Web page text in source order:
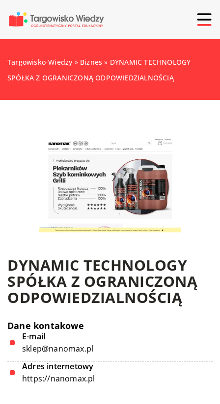
Targowisko-Wiedzy » Biznes » DYNAMIC TECHNOLOGY
SPÓŁKA Z OGRANICZONĄ ODPOWIEDZIALNOŚCIĄ
DYNAMIC TECHNOLOGY
SPÓŁKA Z OGRANICZONĄ
ODPOWIEDZIALNOŚCIĄ
Dane kontakowe
E-mail
sklep@nanomax.pl
Adres internetowy
https://nanomax.pl